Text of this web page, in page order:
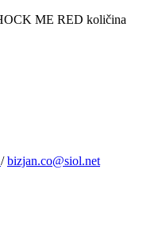
ME RED količina
/bizjan.co@siol.net